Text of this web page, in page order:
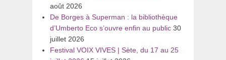
août 2026
De Borges à Superman : la bibliothèque
d’Umberto Eco s’ouvre enfin au public 30
juillet 2026
Festival VOIX VIVES | Sète, du 17 au 25